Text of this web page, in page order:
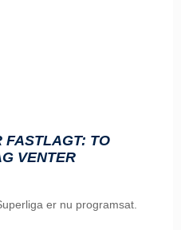
FASTLAGT: TO
VENTER
er nu programsat.